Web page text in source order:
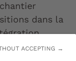
ACCEPTING →
dans la
laquelle ils